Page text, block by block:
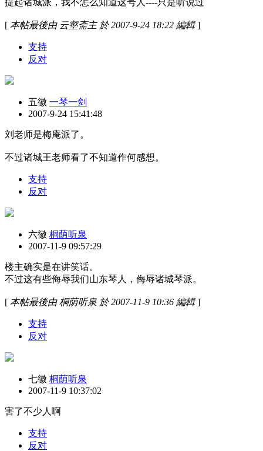
[ 本帖最後由 云壑斋主 於 2007-9-24 18:22 編輯]
支持
反对
五徽 一琴一剑
2007-9-24 15:41:48
刘老师是梅庵派了。
不过诸城王老师看了不知道作何感想。
支持
反对
六徽 桐荫听泉
2007-11-9 09:57:29
楼主确实是在讲笑话。
不过这有些侮辱我们山东琴人，侮辱诸城琴派。
[ 本帖最後由 桐荫听泉 於 2007-11-9 10:36 編輯]
支持
反对
七徽 桐荫听泉
2007-11-9 10:37:02
害了不少人啊
支持
反对